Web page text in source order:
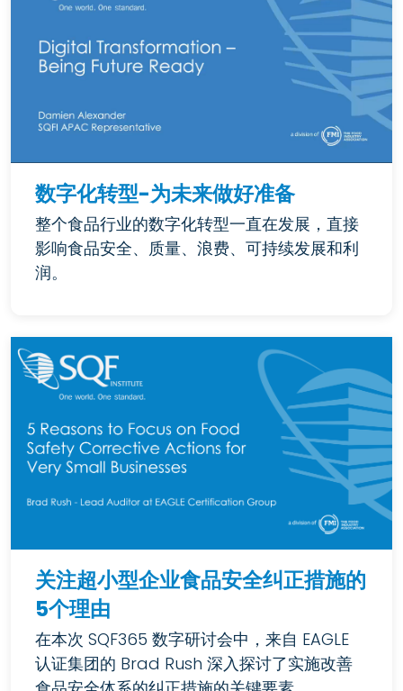
数字化转型-为未来做好准备
整个食品行业的数字化转型一直在发展，直接
影响食品安全、质量、浪费、可持续发展和利
润。
关注超小型企业食品安全纠正措施的
5个理由
在本次 SQF365 数字研讨会中，来自 EAGLE
认证集团的 Brad Rush 深入探讨了实施改善